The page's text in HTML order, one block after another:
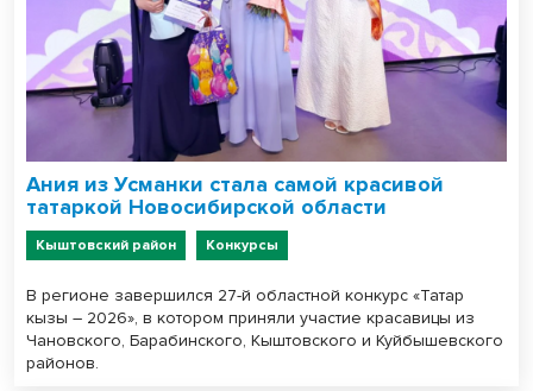
Ания из Усманки стала самой красивой
татаркой Новосибирской области
Кыштовский район Конкурсы
В регионе завершился 27-й областной конкурс «Татар
кызы – 2026», в котором приняли участие красавицы из
Чановского, Барабинского, Кыштовского и Куйбышевского
районов.